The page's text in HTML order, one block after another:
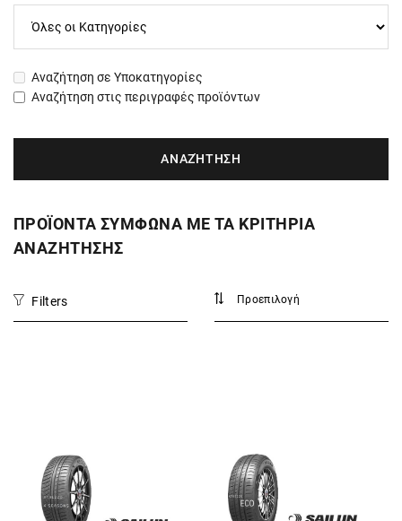
Αναζήτηση σε Υποκατηγορίες
Αναζήτηση στις περιγραφές προϊόντων
ΠΡΟΪΟΝΤΑ ΣΥΜΦΩΝΑ ΜΕ ΤΑ ΚΡΙΤΗΡΙΑ
ΑΝΑΖΗΤΗΣΗΣ
Filters